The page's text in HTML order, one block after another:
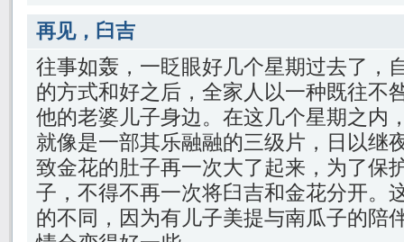
再见，臼吉
往事如轰，一眨眼好几个星期过去了，
的方式和好之后，全家人以一种既往不
他的老婆儿子身边。在这几个星期之内
就像是一部其乐融融的三级片，日以继
致金花的肚子再一次大了起来，为了保
子，不得不再一次将臼吉和金花分开。
的不同，因为有儿子美提与南瓜子的陪